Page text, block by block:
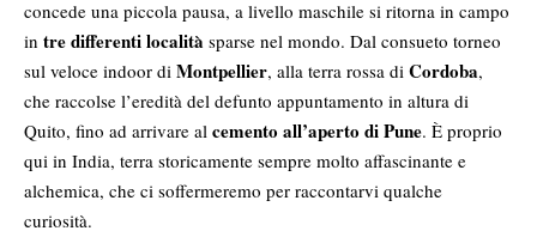
concede una piccola pausa, a livello maschile si ritorna in campo
in tre differenti località sparse nel mondo. Dal consueto torneo
sul veloce indoor di Montpellier, alla terra rossa di Cordoba,
che raccolse l’eredità del defunto appuntamento in altura di
Quito, fino ad arrivare al cemento all’aperto di Pune. È proprio
qui in India, terra storicamente sempre molto affascinante e
alchemica, che ci soffermeremo per raccontarvi qualche
curiosità.